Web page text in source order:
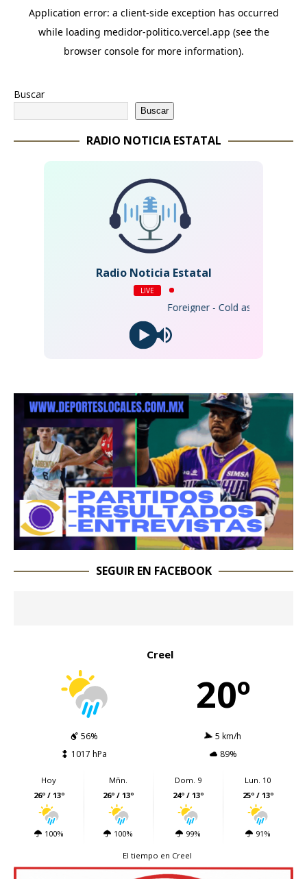
Buscar
Buscar
RADIO NOTICIA ESTATAL
Radio Noticia Estatal
LIVE
Foreigner - Cold as Ice (2017
SEGUIR EN FACEBOOK
Creel
20º
56%
5 km/h
1017 hPa
89%
Hoy
26º / 13º
100%
Mñn.
26º / 13º
100%
Dom. 9
24º / 13º
99%
Lun. 10
25º / 13º
91%
El tiempo en Creel